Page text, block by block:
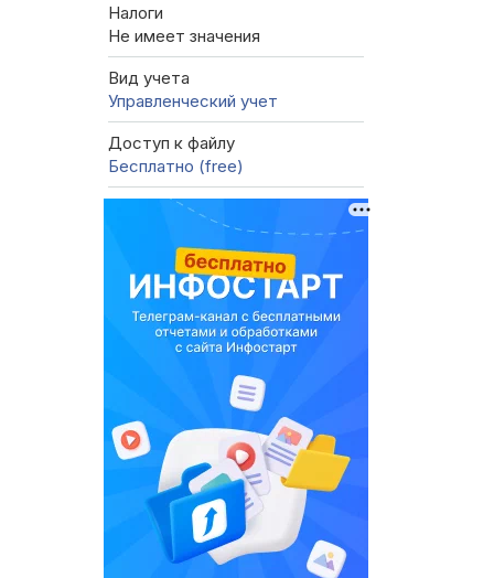
Налоги
Не имеет значения
Вид учета
Управленческий учет
Доступ к файлу
Бесплатно (free)